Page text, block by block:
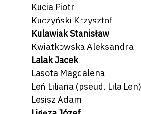
Kucia Piotr
Kuczyński Krzysztof
Kulawiak Stanisław
Kwiatkowska Aleksandra
Lalak Jacek
Lasota Magdalena
Leń Liliana (pseud. Lila Len)
Lesisz Adam